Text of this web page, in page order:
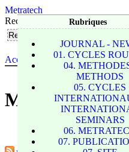
Metratech
Rechercher
Accueil du site> Les auteurs >
Mariele Fedou
Rubriques
JOURNAL -
01. CYCLES
04.
METHODS
05. CYCLES
SEMINARS
06.
07.